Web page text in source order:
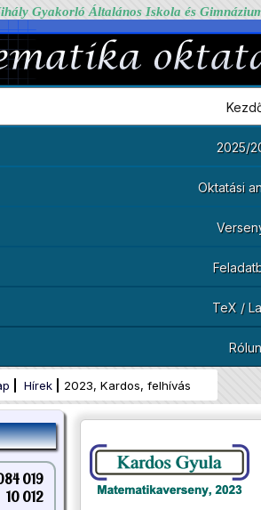
Gyakorló Általános Iskola és
2025/
Oktatási
TeX /
Hírek 2023, Kardos, felhívás
019
10 012